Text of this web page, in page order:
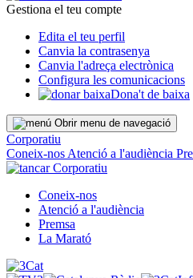
Gestiona el teu compte
Edita el teu perfil
Canvia la contrasenya
Canvia l'adreça electrònica
Configura les comunicacions
Dona't de baixa
Obrir menu de navegació
Corporatiu
Coneix-nos Atenció a l'audiència
Corporatiu
Coneix-nos
Atenció a l'audiència
Premsa
La Marató